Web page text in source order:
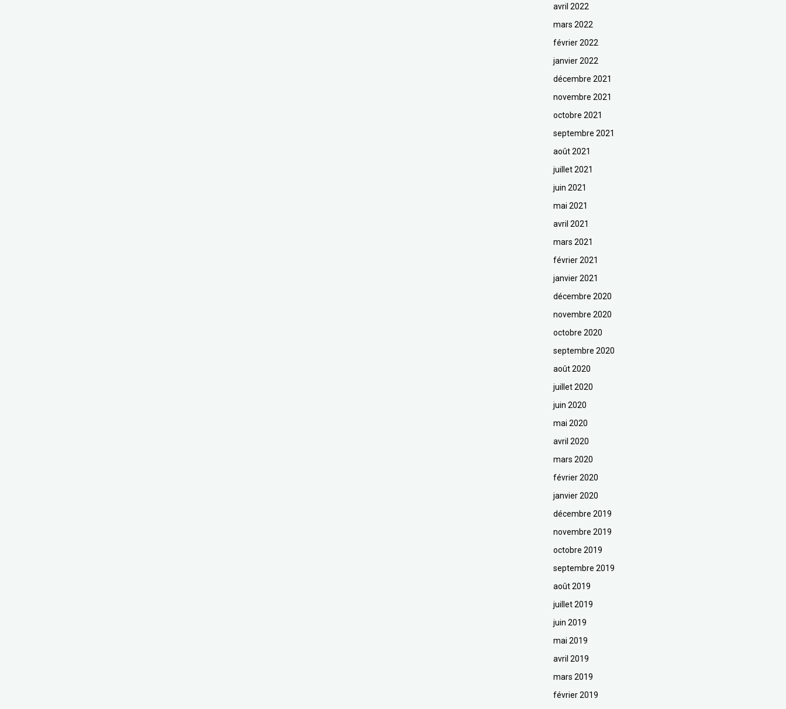
avril 2022
mars 2022
février 2022
janvier 2022
décembre 2021
novembre 2021
octobre 2021
septembre 2021
août 2021
juillet 2021
juin 2021
mai 2021
avril 2021
mars 2021
février 2021
janvier 2021
décembre 2020
novembre 2020
octobre 2020
septembre 2020
août 2020
juillet 2020
juin 2020
mai 2020
avril 2020
mars 2020
février 2020
janvier 2020
décembre 2019
novembre 2019
octobre 2019
septembre 2019
août 2019
juillet 2019
juin 2019
mai 2019
avril 2019
mars 2019
février 2019